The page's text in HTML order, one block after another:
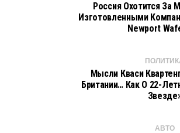
Россия Охотится За
Изготовленными
Newport
Мысли Кваси
Британии… Как О 22-
АВТО